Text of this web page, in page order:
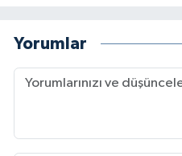
Yorumlar